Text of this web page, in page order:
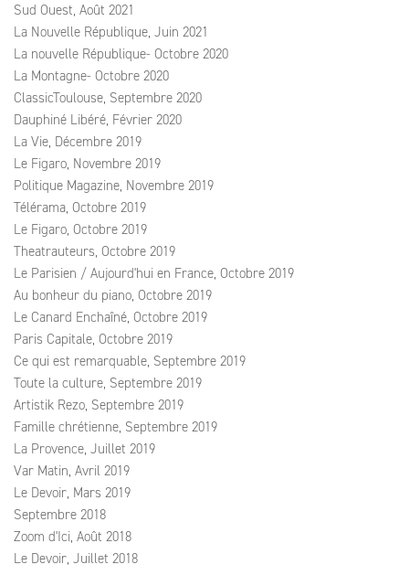
Sud Ouest, Août 2021
La Nouvelle République, Juin 2021
La nouvelle République- Octobre 2020
La Montagne- Octobre 2020
ClassicToulouse, Septembre 2020
Dauphiné Libéré, Février 2020
La Vie, Décembre 2019
Le Figaro, Novembre 2019
Politique Magazine, Novembre 2019
Télérama, Octobre 2019
Le Figaro, Octobre 2019
Theatrauteurs, Octobre 2019
Le Parisien / Aujourd'hui en France, Octobre 2019
Au bonheur du piano, Octobre 2019
Le Canard Enchaîné, Octobre 2019
Paris Capitale, Octobre 2019
Ce qui est remarquable, Septembre 2019
Toute la culture, Septembre 2019
Artistik Rezo, Septembre 2019
Famille chrétienne, Septembre 2019
La Provence, Juillet 2019
Var Matin, Avril 2019
Le Devoir, Mars 2019
Septembre 2018
Zoom d'Ici, Août 2018
Le Devoir, Juillet 2018